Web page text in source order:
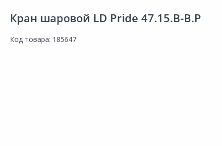
Кран шаровой LD Pride 47.15.В-В.Р
Код товара: 185647